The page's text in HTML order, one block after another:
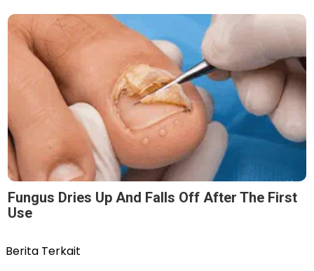
Fungus Dries Up And Falls Off After The First
Use
Berita Terkait